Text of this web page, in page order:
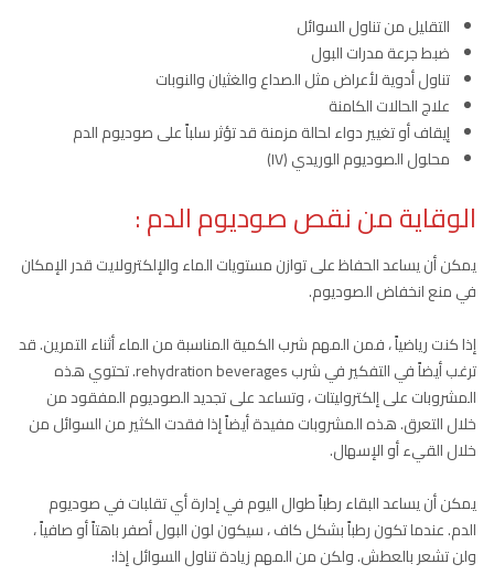
التقليل من تناول السوائل
ضبط جرعة مدرات البول
تناول أدوية لأعراض مثل الصداع والغثيان والنوبات
علاج الحالات الكامنة
إيقاف أو تغيير دواء لحالة مزمنة قد تؤثر سلباً على صوديوم الدم
محلول الصوديوم الوريدي (IV)
الوقاية من نقص صوديوم الدم :
يمكن أن يساعد الحفاظ على توازن مستويات الماء والإلكترولايت قدر الإمكان
في منع انخفاض الصوديوم.
إذا كنت رياضياً ، فمن المهم شرب الكمية المناسبة من الماء أثناء التمرين. قد
ترغب أيضاً في التفكير في شرب rehydration beverages. تحتوي هذه
المشروبات على إلكتروليتات ، وتساعد على تجديد الصوديوم المفقود من
خلال التعرق. هذه المشروبات مفيدة أيضاً إذا فقدت الكثير من السوائل من
خلال القيء أو الإسهال.
يمكن أن يساعد البقاء رطباً طوال اليوم في إدارة أي تقلبات في صوديوم
الدم. عندما تكون رطباً بشكل كاف ، سيكون لون البول أصفر باهتاً أو صافياً ،
ولن تشعر بالعطش. ولكن من المهم زيادة تناول السوائل إذا: